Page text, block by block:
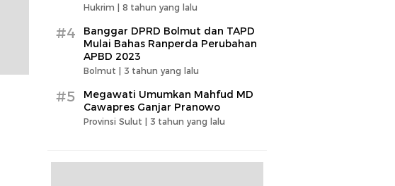
Hukrim | 8 tahun yang lalu
#4
Banggar DPRD Bolmut dan TAPD
Mulai Bahas Ranperda Perubahan
APBD 2023
Bolmut | 3 tahun yang lalu
#5
Megawati Umumkan Mahfud MD
Cawapres Ganjar Pranowo
Provinsi Sulut | 3 tahun yang lalu